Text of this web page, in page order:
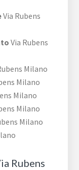
Via Rubens
Via Rubens
Milano
Milano
Milano
Milano
Milano
Rubens